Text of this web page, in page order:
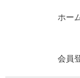
ホー
会員